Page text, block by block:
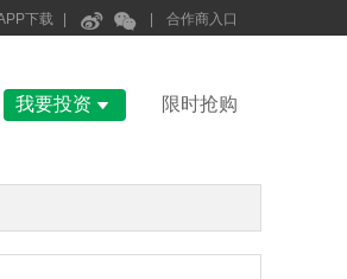
下载   合作商入口
我要投资  限时抢购